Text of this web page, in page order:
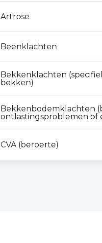
Artrose
Beenklachten
Bekkenklachten
bekken)
Bekkenbodemklachten
ontlastingsproblemen of
CVA (beroerte)